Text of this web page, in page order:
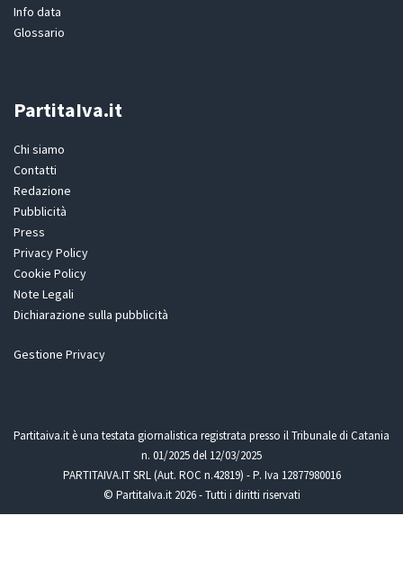
Info data
Glossario
PartitaIva.it
Chi siamo
Contatti
Redazione
Pubblicità
Press
Privacy Policy
Cookie Policy
Note Legali
Dichiarazione sulla pubblicità
Gestione Privacy
Partitaiva.it è una testata giornalistica registrata presso il Tribunale di Catania
n. 01/2025 del 12/03/2025
PARTITAIVA.IT SRL (Aut. ROC n.42819) - P. Iva 12877980016
© PartitaIva.it 2026 - Tutti i diritti riservati